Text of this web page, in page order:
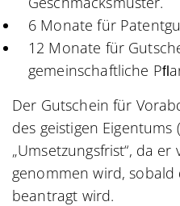
6 Monate für
12 Monate für
gemeinschaftliche
Der Gutschein für
des geistigen Eigentums
„Umsetzungsfrist“, da
genommen wird,
beantragt wird.